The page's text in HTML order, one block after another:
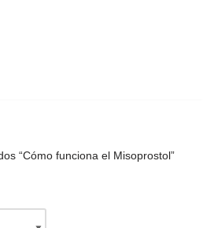
“Cómo funciona el Misoprostol”